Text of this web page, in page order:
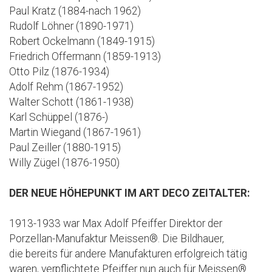
Paul Kratz (1884-nach 1962)
Rudolf Löhner (1890-1971)
Robert Ockelmann (1849-1915)
Friedrich Offermann (1859-1913)
Otto Pilz (1876-1934)
Adolf Rehm (1867-1952)
Walter Schott (1861-1938)
Karl Schüppel (1876-)
Martin Wiegand (1867-1961)
Paul Zeiller (1880-1915)
Willy Zügel (1876-1950)
DER NEUE HÖHEPUNKT IM ART DECO ZEITALTER:
1913-1933 war Max Adolf Pfeiffer Direktor der
Porzellan-Manufaktur Meissen®. Die Bildhauer,
die bereits für andere Manufakturen erfolgreich tätig
waren, verpflichtete Pfeiffer nun auch für Meissen®.